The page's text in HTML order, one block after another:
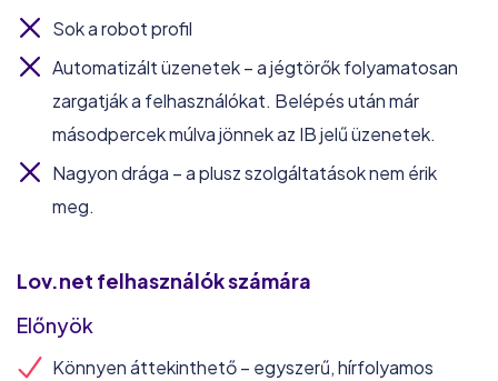
Sok a robot profil
Automatizált üzenetek – a jégtörők folyamatosan
zargatják a felhasználókat. Belépés után már
másodpercek múlva jönnek az IB jelű üzenetek.
Nagyon drága – a plusz szolgáltatások nem érik
meg.
Lov.net felhasználók számára
Előnyök
Könnyen áttekinthető – egyszerű, hírfolyamos